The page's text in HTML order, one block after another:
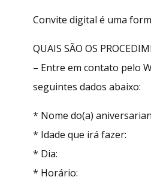
Convite digital é uma
QUAIS SÃO OS
– Entre em contato pelo
seguintes dados abaixo:
* Nome do(a)
* Idade que irá fazer:
* Dia:
* Horário: